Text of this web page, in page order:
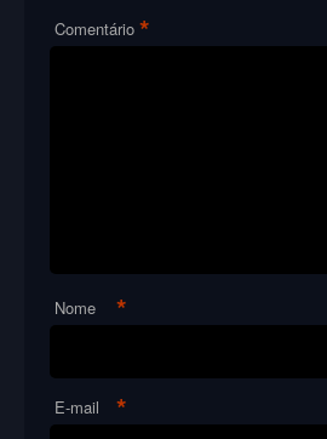
Comentário *
Nome *
E-mail *